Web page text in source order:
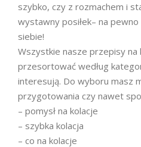
szybko, czy z rozmachem i
wystawny posiłek– na
siebie!
Wszystkie nasze przepisy na
przesortować według
interesują. Do wyboru masz
przygotowania czy nawet
– pomysł na kolacje
– szybka kolacja
– co na kolacje